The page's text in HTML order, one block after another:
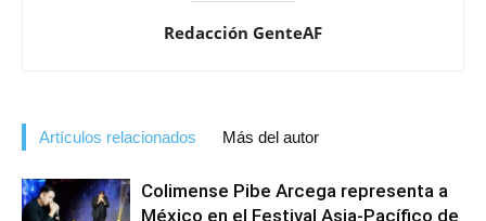
Redacción GenteAF
Artículos relacionados Más del autor
Colimense Pibe Arcega representa a
México en el Festival Asia-Pacífico de